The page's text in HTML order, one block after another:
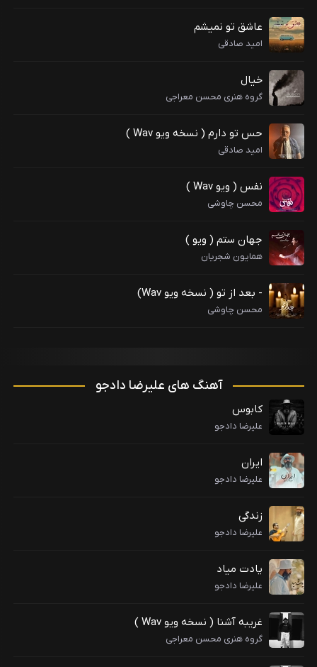
عاشق تو نمیشم
امید صادقی
خیال
گروه هنری محسن معراجی
حس تو دارم ( نسخه ویو Wav )
امید صادقی
نفس ( ویو Wav )
محسن چاوشی
جهان ستم ( ویو )
همایون شجریان
- بعد از تو ( نسخه ویو Wav)
محسن چاوشی
آهنگ های علیرضا دادجو
کابوس
علیرضا دادجو
ایران
علیرضا دادجو
زندگی
علیرضا دادجو
یادت میاد
علیرضا دادجو
غریبه آشنا ( نسخه ویو Wav )
گروه هنری محسن معراجی